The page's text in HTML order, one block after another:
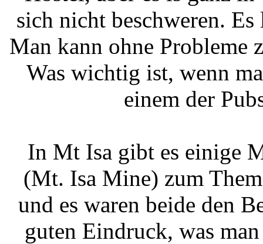
sich nicht beschweren.
Man kann ohne Probleme
Was wichtig ist, wenn
einem der
In Mt Isa gibt es einige
(Mt. Isa Mine) zum
und es waren beide den
guten Eindruck, was